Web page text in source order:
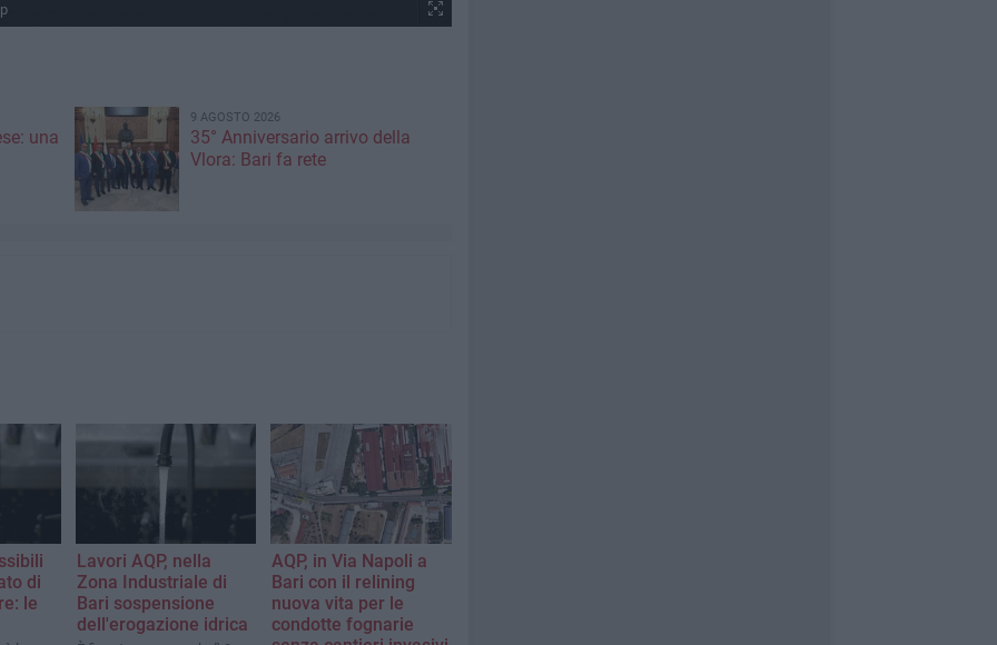
una
9 AGOSTO 2026
35° Anniversario arrivo della
Vlora: Bari fa rete
di
le
Lavori AQP, nella
Zona Industriale di
Bari sospensione
dell'erogazione idrica
AQP, in Via Napoli a
Bari con il relining
nuova vita per le
condotte fognarie